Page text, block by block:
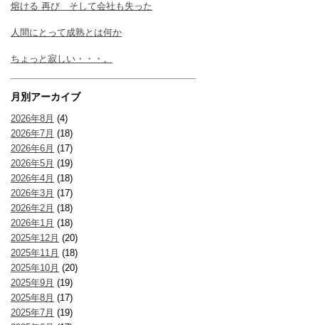
熔ける 再び そして会社も失った
人間にとって成熟とは何か
ちょっと寂しい・・・。
月別アーカイブ
2026年8月 (4)
2026年7月 (18)
2026年6月 (17)
2026年5月 (19)
2026年4月 (18)
2026年3月 (17)
2026年2月 (18)
2026年1月 (18)
2025年12月 (20)
2025年11月 (18)
2025年10月 (20)
2025年9月 (19)
2025年8月 (17)
2025年7月 (19)